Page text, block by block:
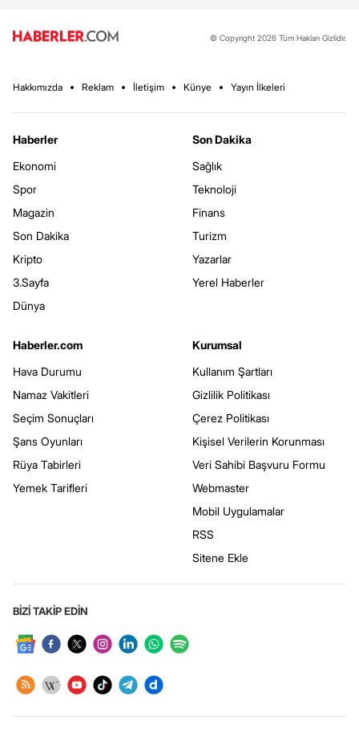
© Copyright 2026 Tüm Hakları Gizlidir.
Hakkımızda Reklam İletişim Künye Yayın İlkeleri
Haberler
Ekonomi
Spor
Magazin
Son Dakika
Kripto
3.Sayfa
Dünya
Son Dakika
Sağlık
Teknoloji
Finans
Turizm
Yazarlar
Yerel Haberler
Haberler.com
Hava Durumu
Namaz Vakitleri
Seçim Sonuçları
Şans Oyunları
Rüya Tabirleri
Yemek Tarifleri
Kurumsal
Kullanım Şartları
Gizlilik Politikası
Çerez Politikası
Kişisel Verilerin Korunması
Veri Sahibi Başvuru Formu
Webmaster
Mobil Uygulamalar
RSS
Sitene Ekle
BİZİ TAKİP EDİN